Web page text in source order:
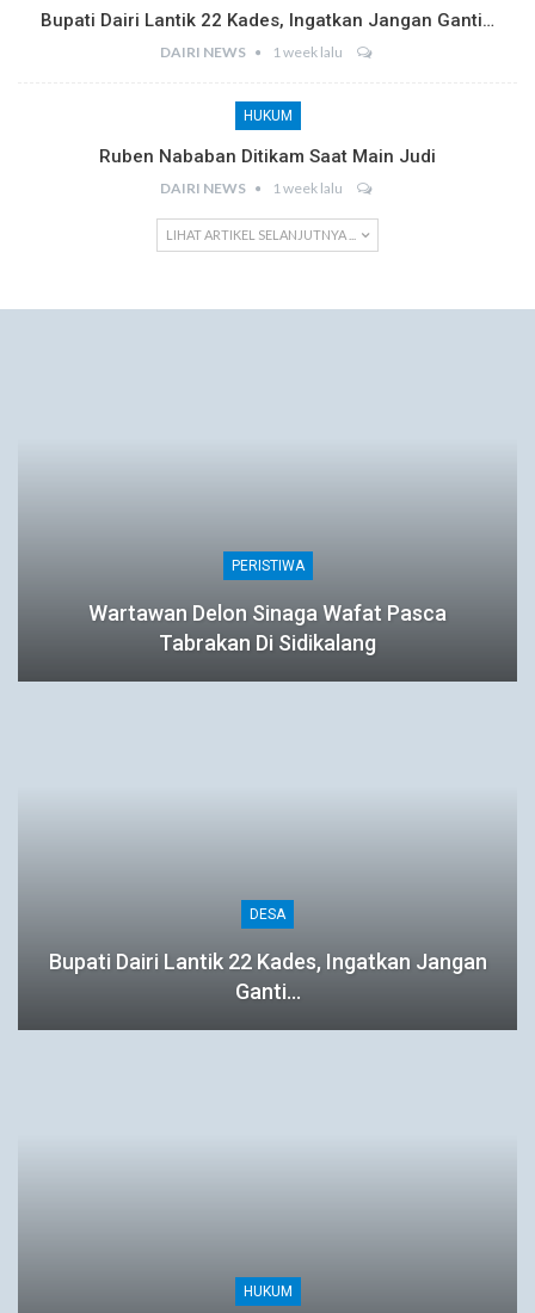
Bupati Dairi Lantik 22 Kades, Ingatkan Jangan Ganti…
DAIRI NEWS 1 week lalu
HUKUM
Ruben Nababan Ditikam Saat Main Judi
DAIRI NEWS 1 week lalu
LIHAT ARTIKEL SELANJUTNYA ...
PERISTIWA
Wartawan Delon Sinaga Wafat Pasca
Tabrakan Di Sidikalang
DESA
Bupati Dairi Lantik 22 Kades, Ingatkan Jangan
Ganti…
HUKUM